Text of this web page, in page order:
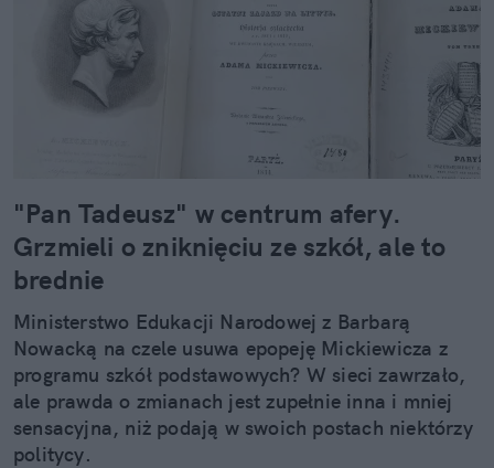
"Pan Tadeusz" w centrum afery.
Grzmieli o zniknięciu ze szkół, ale to
brednie
Ministerstwo Edukacji Narodowej z Barbarą
Nowacką na czele usuwa epopeję Mickiewicza z
programu szkół podstawowych? W sieci zawrzało,
ale prawda o zmianach jest zupełnie inna i mniej
sensacyjna, niż podają w swoich postach niektórzy
politycy.